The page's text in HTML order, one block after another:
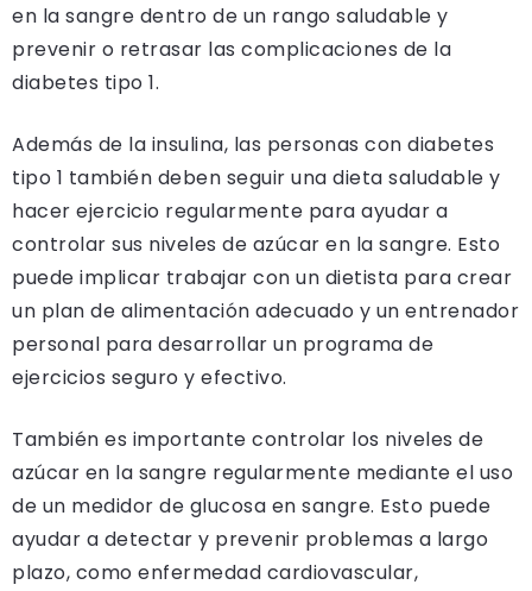
en la sangre dentro de un rango saludable y
prevenir o retrasar las complicaciones de la
diabetes tipo 1.
Además de la insulina, las personas con diabetes
tipo 1 también deben seguir una dieta saludable y
hacer ejercicio regularmente para ayudar a
controlar sus niveles de azúcar en la sangre. Esto
puede implicar trabajar con un dietista para crear
un plan de alimentación adecuado y un entrenador
personal para desarrollar un programa de
ejercicios seguro y efectivo.
También es importante controlar los niveles de
azúcar en la sangre regularmente mediante el uso
de un medidor de glucosa en sangre. Esto puede
ayudar a detectar y prevenir problemas a largo
plazo, como enfermedad cardiovascular,